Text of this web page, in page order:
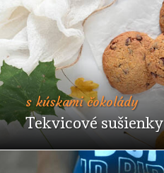
s kúskami čokolády
Tekvicové sušienky